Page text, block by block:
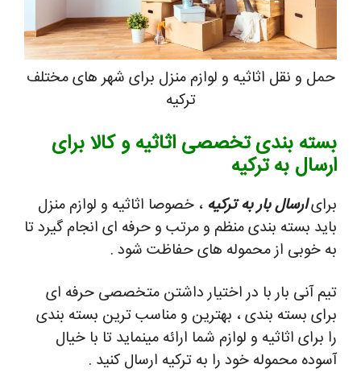
حمل و نقل اثاثیه و لوازم منزل برای شهر های مختلف
ترکیه
بسته بندی تخصصی اثاثیه و کالا برای
ارسال به ترکیه
برایارسال بار به ترکیه ، خصوصا اثاثیه و لوازم منزل
باید بسته بندی منظم و مرتب و حرفه ای انجام گیرد تا
به خوبی از محموله های حفاظت شود .
تیم آنی بار با در اختیار داشتن متخصصی حرفه ای
برای بسته بندی ، بهترین و مناسب ترین بسته بندی
را برای اثاثیه و لوازم شما ارائه مینماید تا با خیال
آسوده محموله خود را به ترکیه ارسال کنید .